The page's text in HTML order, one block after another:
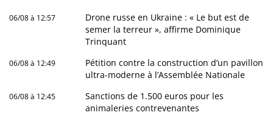
06/08 à 12:57
Drone russe en Ukraine : « Le but est de
semer la terreur », affirme Dominique
Trinquant
06/08 à 12:49
Pétition contre la construction d’un pavillon
ultra-moderne à l’Assemblée Nationale
06/08 à 12:45
Sanctions de 1.500 euros pour les
animaleries contrevenantes